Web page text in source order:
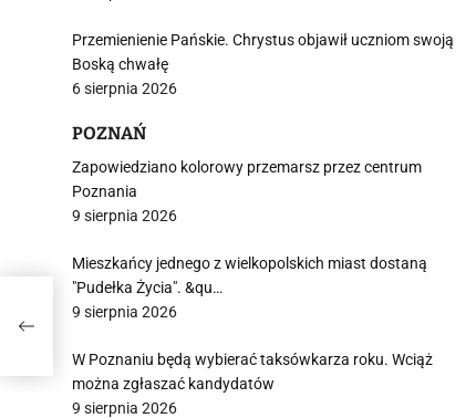
Przemienienie Pańskie. Chrystus objawił uczniom swoją
Boską chwałę
6 sierpnia 2026
POZNAŃ
Zapowiedziano kolorowy przemarsz przez centrum
Poznania
9 sierpnia 2026
Mieszkańcy jednego z wielkopolskich miast dostaną
"Pudełka Życia". &qu…
9 sierpnia 2026
W Poznaniu będą wybierać taksówkarza roku. Wciąż
można zgłaszać kandydatów
9 sierpnia 2026